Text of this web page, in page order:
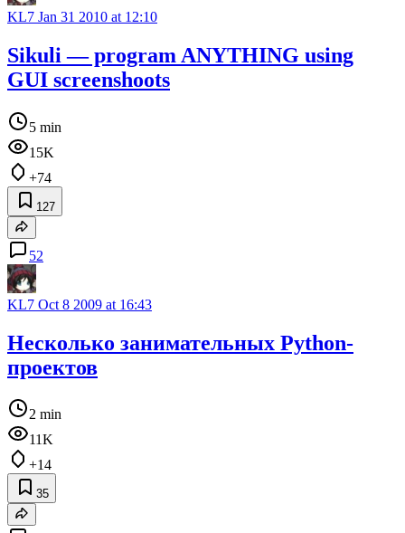
KL7 Jan 31 2010 at 12:10
Sikuli — program ANYTHING using
GUI screenshoots
5 min
15K
+74
127
52
KL7 Oct 8 2009 at 16:43
Несколько занимательных Python-
проектов
2 min
11K
+14
35